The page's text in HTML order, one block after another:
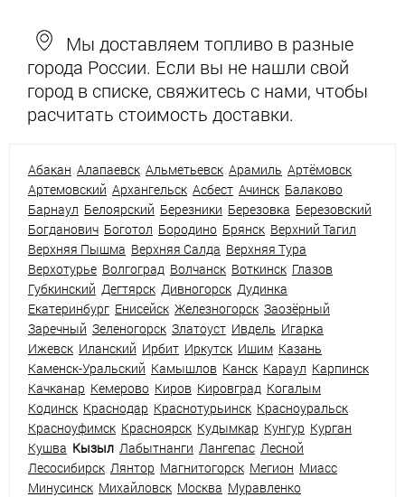
Мы доставляем топливо в разные
города России. Если вы не нашли свой
город в списке, свяжитесь с нами, чтобы
расчитать стоимость доставки.
Абакан Алапаевск Альметьевск Арамиль Артёмовск
Артемовский Архангельск Асбест Ачинск Балаково
Барнаул Белоярский Березники Березовка Березовский
Богданович Боготол Бородино Брянск Верхний Тагил
Верхняя Пышма Верхняя Салда Верхняя Тура
Верхотурье Волгоград Волчанск Воткинск Глазов
Губкинский Дегтярск Дивногорск Дудинка
Екатеринбург Енисейск Железногорск Заозёрный
Заречный Зеленогорск Златоуст Ивдель Игарка
Ижевск Иланский Ирбит Иркутск Ишим Казань
Каменск-Уральский Камышлов Канск Караул Карпинск
Качканар Кемерово Киров Кировград Когалым
Кодинск Краснодар Краснотурьинск Красноуральск
Красноуфимск Красноярск Кудымкар Кунгур Курган
Кушва Кызыл Лабытнанги Лангепас Лесной
Лесосибирск Лянтор Магнитогорск Мегион Миасс
Минусинск Михайловск Москва Муравленко